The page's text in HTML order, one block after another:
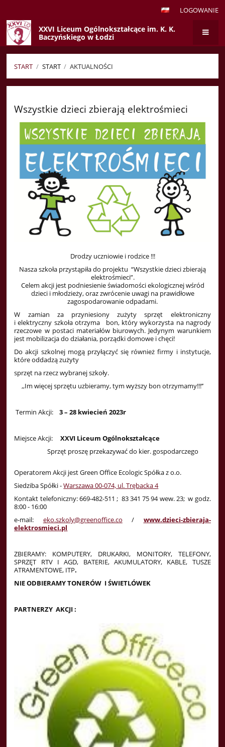
LOGOWANIE
XXVI Liceum Ogólnokształcące im. K. K.
Baczyńskiego w Łodzi
START / START / AKTUALNOŚCI
Wszystkie dzieci zbierają elektrośmieci
Drodzy uczniowie i rodzice !!!
Nasza szkoła przystąpiła do projektu “Wszystkie dzieci zbierają
elektrośmieci”.
Celem akcji jest podniesienie świadomości ekologicznej wśród
dzieci i młodzieży, oraz zwrócenie uwagi na prawidłowe
zagospodarowanie odpadami.
W zamian za przyniesiony zużyty sprzęt elektroniczny
i elektryczny szkoła otrzyma bon, który wykorzysta na nagrody
rzeczowe w postaci materiałów biurowych. Jedynym warunkiem
jest mobilizacja do działania, porządki domowe i chęci!
Do akcji szkolnej mogą przyłączyć się również firmy i instytucje,
które oddadzą zużyty
sprzęt na rzecz wybranej szkoły.
,,Im więcej sprzętu uzbieramy, tym wyższy bon otrzymamy!!!’’
Termin Akcji:3 – 28 kwiecień 2023r
Miejsce Akcji:XXVI Liceum Ogólnokształcące
Sprzęt proszę przekazywać do kier. gospodarczego
Operatorem Akcji jestGreen Office Ecologic Spółka z o.o.
Siedziba Spółki -Warszawa 00-074, ul. Trębacka 4
Kontakt telefoniczny:669-482-511 ; 83 341 75 94 wew. 23; w godz.
8:00 - 16:00
e-mail: eko.szkoly@greenoffice.co / www.dzieci-zbieraja-
elektrosmieci.pl
ZBIERAMY: KOMPUTERY, DRUKARKI, MONITORY, TELEFONY,
SPRZĘT RTV I AGD, BATERIE, AKUMULATORY, KABLE, TUSZE
ATRAMENTOWE, ITP.
NIE ODBIERAMY TONERÓW I ŚWIETLÓWEK
PARTNERZY AKCJI :